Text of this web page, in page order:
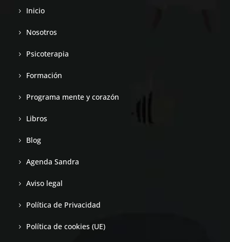
Inicio
Nosotros
Psicoterapia
Formación
Programa mente y corazón
Libros
Blog
Agenda Sandra
Aviso legal
Política de Privacidad
Política de cookies (UE)